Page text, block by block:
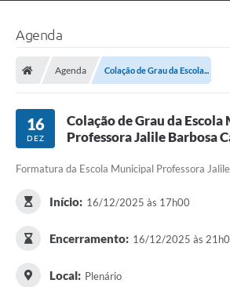
Agenda
Agenda Colação de Grau da Escola...
16
DEZ
Colação de Grau da
Professora Jalile Barbosa
Formatura da Escola Municipal Professora
Início: 16/12/2025 às 17h00
Encerramento: 16/12/2025 às
Local: Plenário